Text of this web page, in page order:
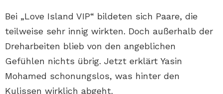
Bei „Love Island VIP“ bildeten sich Paare, die
teilweise sehr innig wirkten. Doch außerhalb der
Dreharbeiten blieb von den angeblichen
Gefühlen nichts übrig. Jetzt erklärt Yasin
Mohamed schonungslos, was hinter den
Kulissen wirklich abgeht.